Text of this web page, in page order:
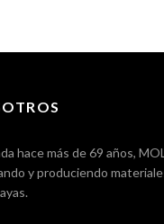
hace más de 69 años,
y produciendo